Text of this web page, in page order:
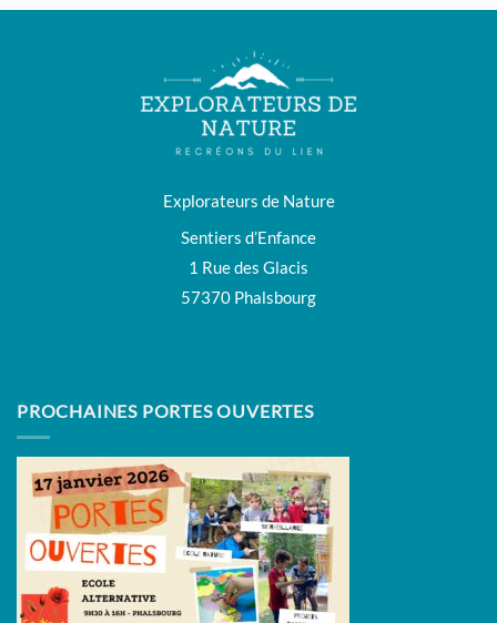
Explorateurs de Nature
Sentiers d’Enfance
1 Rue des Glacis
57370 Phalsbourg
PROCHAINES PORTES OUVERTES